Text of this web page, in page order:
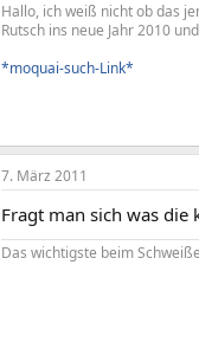
Hallo, ich weiß nicht ob das
Rutsch ins neue Jahr 2010
*moquai-such-Link*
7. März 2011
Fragt man sich was die
Das wichtigste beim